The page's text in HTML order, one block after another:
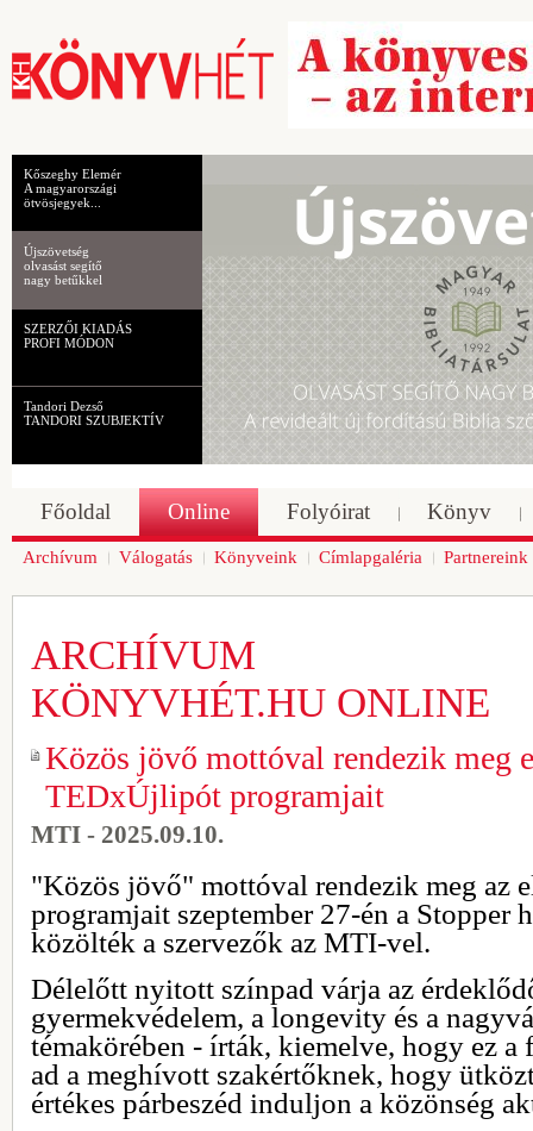
Kőszeghy Elemér
A magyarországi
ötvösjegyek...
Újszövetség
olvasást segítő
nagy betűkkel
SZERZŐI KIADÁS
PROFI MÓDON
Tandori Dezső
TANDORI SZUBJEKTÍV
Főoldal Online Folyóirat Könyv
Archívum Válogatás Könyveink Címlapgaléria Partnereink
ARCHÍVUM
KÖNYVHÉT.HU ONLINE
Közös jövő mottóval rendezik meg
TEDxÚjlipót programjait
MTI - 2025.09.10.
"Közös jövő" mottóval rendezik meg az
programjait szeptember 27-én a Stopper
közölték a szervezők az MTI-vel.
Délelőtt nyitott színpad várja az
gyermekvédelem, a longevity és a
témakörében - írták, kiemelve, hogy ez a
ad a meghívott szakértőknek, hogy
értékes párbeszéd induljon a közönség